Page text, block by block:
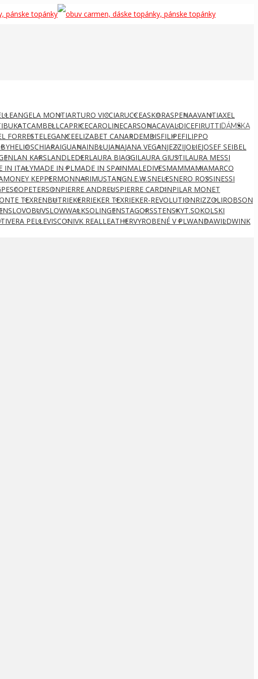
ANGELA MONTIARTURO VICCIARUCCEASKORASPENAAVANTIAXEL
BUKATCAMBELLCAPRICECAROLINECARSONACAVALDICEFIRUTTI
FORRESTELEGANCEELIZABET CANARDEMBISFILIPEFILIPPO
HELIOSCHIARAIGUANAINBLUJANAJANA VEGANJEZZIJOLIEJOSEF SEIBEL
LAN KARSLANDLEDERLAURA BIAGGILAURA GIUSTILAURA MESSI
IN ITALYMADE IN PLMADE IN SPAINMALEDIVESMAMMAMIAMARCO
MONEY KEPPERMONNARIMUSTANGN.E.W.SNELESNERO ROSSINESSI
PESCOPETERSONPIERRE ANDREUSPIERRE CARDINPILAR MONET
TEXRENBUTRIEKERRIEKER TEXRIEKER-REVOLUTIONRIZZOLIROBSON
SLOVOBUVSLOWWALKSOLINGENSTAGORSSTENSKYT.SOKOLSKI
VERA PELLEVISCONIVK REALLEATHERVYROBENÉ V PLWANDAWILDWINK
DÁMSKA